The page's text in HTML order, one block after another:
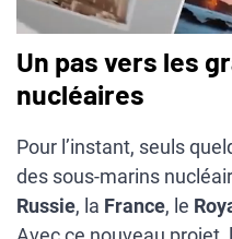
Un pas vers les
nucléaires
Pour l’instant, seuls
des sous-marins
Russie, la France, le